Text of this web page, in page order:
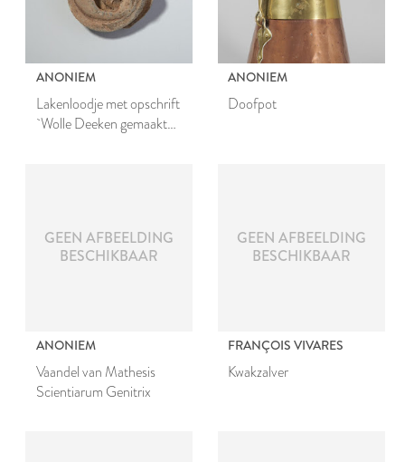
ANONIEM
Lakenloodje met opschrift
`Wolle Deeken gemaakt
ANONIEM
Doofpot
GEEN AFBEELDING
BESCHIKBAAR
ANONIEM
Vaandel van Mathesis
Scientiarum Genitrix
GEEN AFBEELDING
BESCHIKBAAR
FRANÇOIS VIVARES
Kwakzalver